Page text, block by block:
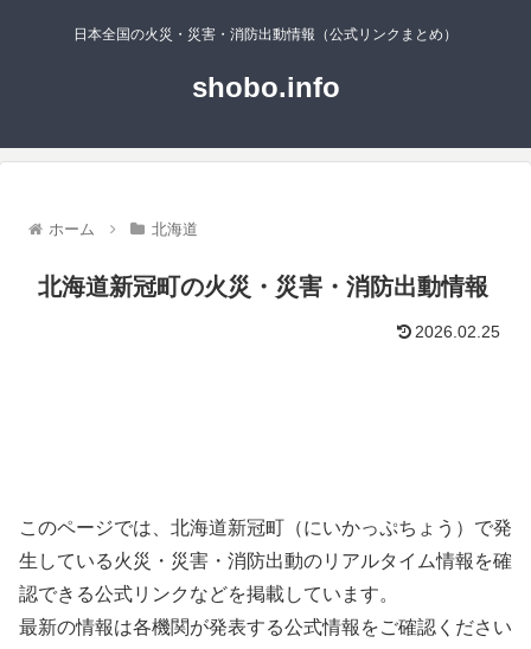
日本全国の火災・災害・消防出動情報（公式リンクまとめ）
shobo.info
ホーム 北海道
北海道新冠町の火災・災害・消防出動情報
2026.02.25
このページでは、北海道新冠町（にいかっぷちょう）で発
生している火災・災害・消防出動のリアルタイム情報を確
認できる公式リンクなどを掲載しています。
最新の情報は各機関が発表する公式情報をご確認ください